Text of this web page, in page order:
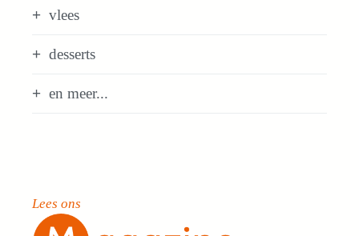
vlees
desserts
en meer...
Lees ons